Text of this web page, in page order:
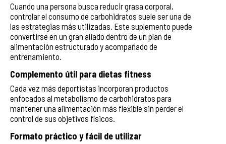
Cuando una persona busca reducir grasa corporal,
controlar el consumo de carbohidratos suele ser una de
las estrategias más utilizadas. Este suplemento puede
convertirse en un gran aliado dentro de un plan de
alimentación estructurado y acompañado de
entrenamiento.
Complemento útil para dietas fitness
Cada vez más deportistas incorporan productos
enfocados al metabolismo de carbohidratos para
mantener una alimentación más flexible sin perder el
control de sus objetivos físicos.
Formato práctico y fácil de utilizar